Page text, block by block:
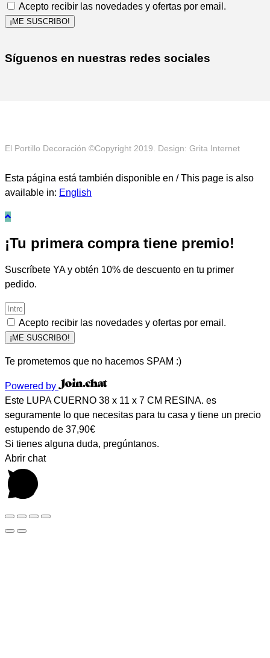
Acepto recibir las novedades y ofertas por email.
¡ME SUSCRIBO!
Síguenos en nuestras redes sociales
El Portillo Decoración ©Copyright 2019. Design: Grita Internet
Esta página está también disponible en / This page is also
available in: English
¡Tu primera compra tiene premio!
Suscríbete YA y obtén 10% de descuento en tu primer
pedido.
Acepto recibir las novedades y ofertas por email.
¡ME SUSCRIBO!
Te prometemos que no hacemos SPAM :)
Powered by
Este LUPA CUERNO 38 x 11 x 7 CM RESINA. es
seguramente lo que necesitas para tu casa y tiene un precio
estupendo de 37,90€
Si tienes alguna duda, pregúntanos.
Abrir chat